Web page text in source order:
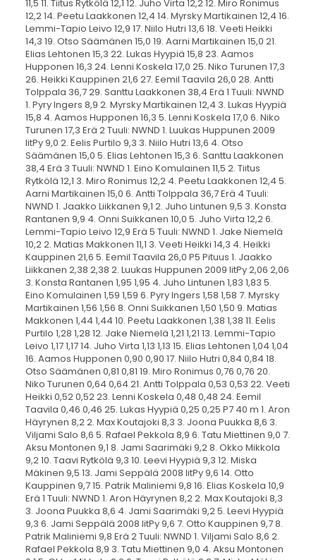
15,8 23. Aamos Hupponen 16,3 24. Lenni Koskela 17,0 25. Niko Turunen 17,3 26. Heikki Kauppinen 21,6 27. Eemil Taavila 26,0 28. Antti Tolppala 36,7 29. Santtu Laakkonen 38,4 Erä 1 Tuuli: NWND 1. Pyry Ingers 8,9 2. Myrsky Martikainen 12,4 3. Lukas Hyypiä 15,8 4. Aamos Hupponen 16,3 5. Lenni Koskela 17,0 6. Niko Turunen 17,3 Erä 2 Tuuli: NWND 1. Luukas Huppunen 2009 IitPy 9,0 2. Eelis Purtilo 9,3 3. Niilo Hutri 13,6 4. Otso Säämänen 15,0 5. Elias Lehtonen 15,3 6. Santtu Laakkonen 38,4 Erä 3 Tuuli: NWND 1. Eino Komulainen 11,5 2. Tiitus Rytkölä 12,1 3. Miro Ronimus 12,2 4. Peetu Laakkonen 12,4 5. Aarni Martikainen 15,0 6. Antti Tolppala 36,7 Erä 4 Tuuli: NWND 1. Jaakko Liikkanen 9,1 2. Juho Lintunen 9,5 3. Konsta Rantanen 9,9 4. Onni Suikkanen 10,0 5. Juho Virta 12,2 6. Lemmi-Tapio Leivo 12,9 Erä 5 Tuuli: NWND 1. Jake Niemelä 10,2 2. Matias Makkonen 11,1 3. Veeti Heikki 14,3 4. Heikki Kauppinen 21,6 5. Eemil Taavila 26,0 P5 Pituus 1. Jaakko Liikkanen 2,38 2,38 2. Luukas Huppunen 2009 IitPy 2,06 2,06 3. Konsta Rantanen 1,95 1,95 4. Juho Lintunen 1,83 1,83 5. Eino Komulainen 1,59 1,59 6. Pyry Ingers 1,58 1,58 7. Myrsky Martikainen 1,56 1,56 8. Onni Suikkanen 1,50 1,50 9. Matias Makkonen 1,44 1,44 10. Peetu Laakkonen 1,38 1,38 11. Eelis Purtilo 1,28 1,28 12. Jake Niemelä 1,21 1,21 13. Lemmi-Tapio Leivo 1,17 1,17 14. Juho Virta 1,13 1,13 15. Elias Lehtonen 1,04 1,04 16. Aamos Hupponen 0,90 0,90 17. Niilo Hutri 0,84 0,84 18. Otso Säämänen 0,81 0,81 19. Miro Ronimus 0,76 0,76 20. Niko Turunen 0,64 0,64 21. Antti Tolppala 0,53 0,53 22. Veeti Heikki 0,52 0,52 23. Lenni Koskela 0,48 0,48 24. Eemil Taavila 0,46 0,46 25. Lukas Hyypiä 0,25 0,25 P7 40 m 1. Aron Häyrynen 8,2 2. Max Koutajoki 8,3 3. Joona Puukka 8,6 3. Viljami Salo 8,6 5. Rafael Pekkola 8,9 6. Tatu Miettinen 9,0 7. Aksu Montonen 9,1 8. Jami Saarimäki 9,2 8. Okko Mikkola 9,2 10. Taavi Rytkölä 9,3 10. Leevi Hyypiä 9,3 12. Miska Mäkinen 9,5 13. Jami Seppälä 2008 IitPy 9,6 14. Otto Kauppinen 9,7 15. Patrik Maliniemi 9,8 16. Elias Koskela 10,9 Erä 1 Tuuli: NWND 1. Aron Häyrynen 8,2 2. Max Koutajoki 8,3 3. Joona Puukka 8,6 4. Jami Saarimäki 9,2 5. Leevi Hyypiä 9,3 6. Jami Seppälä 2008 IitPy 9,6 7. Otto Kauppinen 9,7 8. Patrik Maliniemi 9,8 Erä 2 Tuuli: NWND 1. Viljami Salo 8,6 2. Rafael Pekkola 8,9 3. Tatu Miettinen 9,0 4. Aksu Montonen 9,1 5. Okko Mikkola 9,2 6. Taavi Rytkölä 9,3 7. Miska Mäkinen 9,5 8. Elias Koskela 10,9 P7 Pallonheitto 1. Aron Häyrynen 13,89 13,89 2. Joona Puukka 11,99 11,99 3. Leevi Hyypiä 11,09 11,09 4. Patrik Maliniemi 10,64 10,64 5. Rafael Pekkola 10,25 10,25 6. Aksu Montonen 9,73 9,73 7. Okko Mikkola 9,36 9,36 8. Jami Saarimäki 9,05 9,05 9. Max Koutajoki 8,59 8,59 10. Miska Mäkinen 8,27 8,27 11. Viljami Salo 8,26 8,26 12. Taavi Rytkölä 7,70 7,70 13. Tatu Miettinen 7,59 7,59 14. Jami Seppälä 2008 IitPy 6,66